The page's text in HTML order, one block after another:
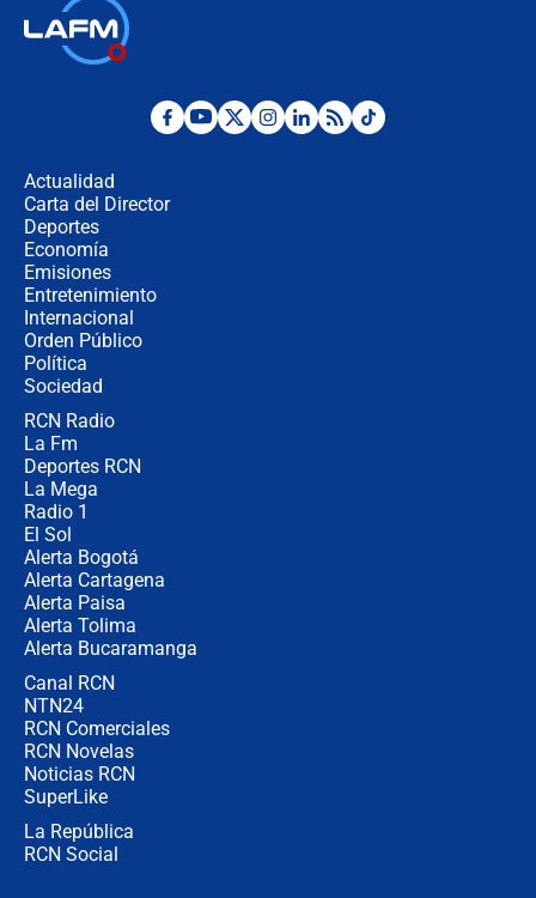
¿Por qué De la Espriella gobernará
Actualidad
Carta del Director
Deportes
Economía
Emisiones
Entretenimiento
Internacional
Orden Público
Política
Sociedad
RCN Radio
La Fm
Deportes RCN
La Mega
Radio 1
El Sol
Alerta Bogotá
Alerta Cartagena
Alerta Paisa
Alerta Tolima
Alerta Bucaramanga
Canal RCN
NTN24
RCN Comerciales
RCN Novelas
Noticias RCN
SuperLike
La República
RCN Social